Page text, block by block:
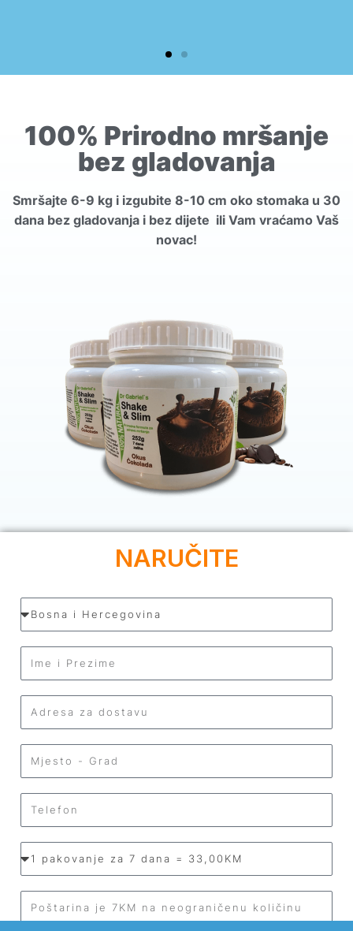
100% Prirodno mršanje
bez gladovanja
Smršajte 6-9 kg i izgubite 8-10 cm oko stomaka u 30
dana bez gladovanja i bez dijete ili Vam vraćamo Vaš
novac!
NARUČITE